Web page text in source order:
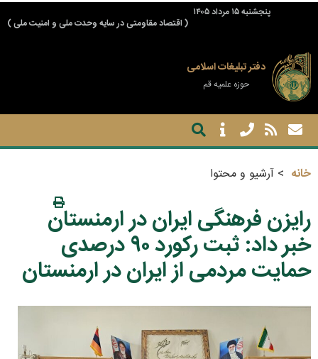
پنجشنبه ۱۵ مرداد ۱۴۰۵
( اقتصاد مقاومتی در سایه وحدت ملی و امنیت ملی )
دفتر تبلیغات اسلامی
حوزه علمیه قم
خانه آرشیو و محتوا
رایزن فرهنگی ایران در ارمنستان
خبر داد: ثبت رکورد ۹۰ درصدی
حمایت مردمی از ایران در ارمنستان